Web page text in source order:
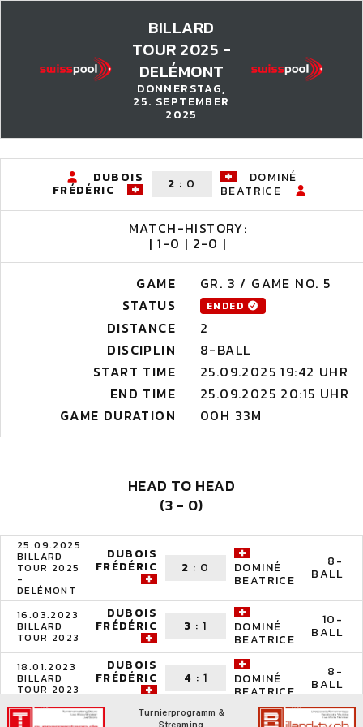
BILLARD
TOUR 2025 -
DELÉMONT
DONNERSTAG,
25. SEPTEMBER
2025
DUBOIS
FRÉDÉRIC 2 : 0
DOMINÉ
BEATRICE
MATCH-HISTORY:
| 1-0 | 2-0 |
GAME
GR. 3 / GAME NO. 5
STATUS
ENDED
DISTANCE
2
DISCIPLIN
8-BALL
START TIME
25.09.2025 19:42 UHR
END TIME
25.09.2025 20:15 UHR
GAME DURATION
00H 33M
HEAD TO HEAD
(3 - 0)
25.09.2025
BILLARD
TOUR 2025
-
DELÉMONT
DUBOIS
FRÉDÉRIC 2 : 0 DOMINÉ
BEATRICE
8-
BALL
16.03.2023
BILLARD
TOUR 2023
DUBOIS
FRÉDÉRIC 3 :1 DOMINÉ
BEATRICE
10-
BALL
18.01.2023
BILLARD
TOUR 2023
DUBOIS
FRÉDÉRIC 4 : 1 DOMINÉ
BEATRICE
8-
BALL
Turnierprogramm &